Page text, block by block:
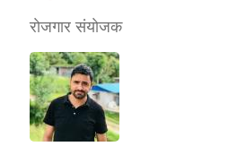
राेजगार संयाेजक